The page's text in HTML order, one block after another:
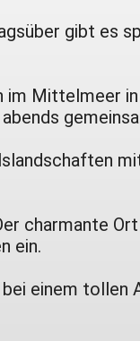
gibt es
Mittelmeer
charmante
ein.
einem tollen